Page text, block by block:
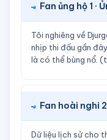
Fan ủng hộ 1 ·
Tôi nghiêng về
nhịp thi đấu gần
là có thể bùng nổ.
Fan hoài nghi
Dữ liệu lịch sử cho